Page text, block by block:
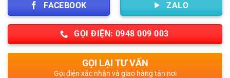
FACEBOOK ZALO
GỌI ĐIỆN: 0948 009 003
GỌI LẠI TƯ VẤN
Gọi điện xác nhận và giao hàng tận nơi